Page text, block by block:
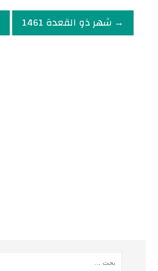
→ شهر ذو القعدة 1461